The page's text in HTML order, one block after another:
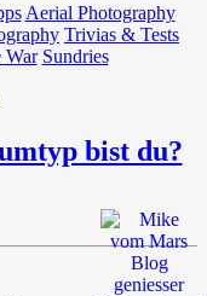
Aerial Photography
Trivias & Tests
War Sundries
bist du?